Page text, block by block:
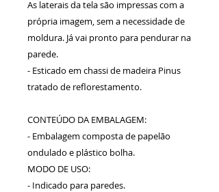
As laterais da tela são impressas com a
própria imagem, sem a necessidade de
moldura. Já vai pronto para pendurar na
parede.
- Esticado em chassi de madeira Pinus
tratado de reflorestamento.
CONTEÚDO DA EMBALAGEM:
- Embalagem composta de papelão
ondulado e plástico bolha.
MODO DE USO:
- Indicado para paredes.